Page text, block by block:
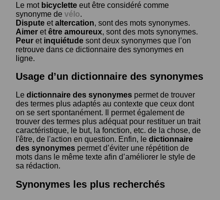
Le mot bicyclette eut être considéré comme
synonyme de vélo.
Dispute etaltercation, sont des mots synonymes.
Aimer etêtre amoureux, sont des mots synonymes.
Peur et inquiétude sont deux synonymes que l’on
retrouve dans ce dictionnaire des synonymes en
ligne.
Usage d’un dictionnaire des synonymes
Le dictionnaire des synonymes permet de trouver
des termes plus adaptés au contexte que ceux dont
on se sert spontanément. Il permet également de
trouver des termes plus adéquat pour restituer un trait
caractéristique, le but, la fonction, etc. de la chose, de
l'être, de l'action en question. Enfin, le dictionnaire
des synonymes permet d’éviter une répétition de
mots dans le même texte afin d’améliorer le style de
sa rédaction.
Synonymes les plus recherchés